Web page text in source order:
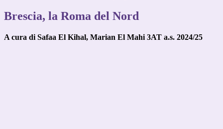
Brescia, la Roma del Nord
A cura di Safaa El Kihal, Marian El Mahi 3AT a.s. 2024/25